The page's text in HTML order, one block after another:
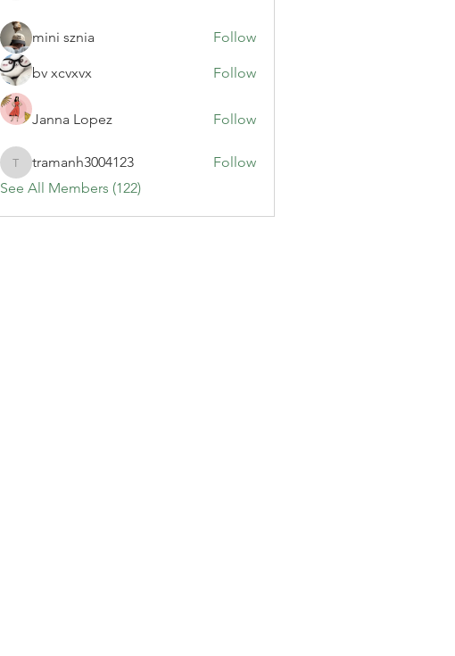
mini sznia Follow
bv xcvxvx Follow
Janna Lopez Follow
tramanh3004123
tramanh3004123
Follow
See All Members (122)